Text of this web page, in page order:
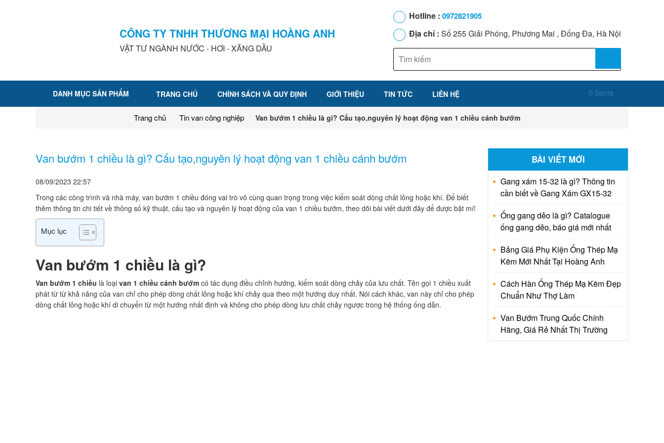
CÔNG TY TNHH THƯƠNG MẠI HOÀNG ANH
VẬT TƯ NGÀNH NƯỚC - HƠI - XĂNG DẦU
Hotline : 0972821905
Địa chỉ : Số 255 Giải Phóng, Phương Mai , Đống Đa, Hà Nội
DANH MỤC SẢN PHẨM TRANG CHỦ CHÍNH SÁCH VÀ QUY ĐỊNH GIỚI THIỆU TIN TỨC LIÊN HỆ 0 items
Trang chủ Tin van công nghiệp Van bướm 1 chiều là gì? Cấu tạo,nguyên lý hoạt động van 1 chiều cánh bướm
Van bướm 1 chiều là gì? Cấu tạo,nguyên lý hoạt động van 1 chiều cánh bướm
08/09/2023 22:57
Trong các công trình và nhà máy, van bướm 1 chiều đóng vai trò vô cùng quan trọng trong việc kiểm soát dòng chất lỏng hoặc khí. Để biết
thêm thông tin chi tiết về thông số kỹ thuật, cấu tạo và nguyên lý hoạt động của van 1 chiều bướm, theo dõi bài viết dưới đây để được bật mí!
Mục lục
Van bướm 1 chiều là gì?
Van bướm 1 chiều là loại van 1 chiều cánh bướm có tác dụng điều chỉnh hướng, kiểm soát dòng chảy của lưu chất. Tên gọi 1 chiều xuất
phát từ từ khả năng của van chỉ cho phép dòng chất lỏng hoặc khí chảy qua theo một hướng duy nhất. Nói cách khác, van này chỉ cho phép
dòng chất lỏng hoặc khí di chuyển từ một hướng nhất định và không cho phép dòng lưu chất chảy ngược trong hệ thống ống dẫn.
BÀI VIẾT MỚI
Gang xám 15-32 là gì? Thông tin
cần biết về Gang Xám GX15-32
Ống gang dẻo là gì? Catalogue
ống gang dẻo, báo giá mới nhất
Bảng Giá Phụ Kiện Ống Thép Mạ
Kẽm Mới Nhất Tại Hoàng Anh
Cách Hàn Ống Thép Mạ Kẽm Đẹp
Chuẩn Như Thợ Làm
Van Bướm Trung Quốc Chính
Hãng, Giá Rẻ Nhất Thị Trường